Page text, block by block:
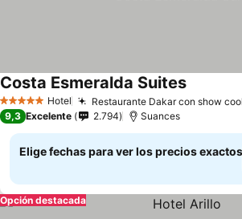
5 Estrellas Hotel Restaurante Dakar con show
Costa Esmeralda Suites
9,3 Excelente 2.794 Suances
Elige fechas para ver los precios exactos
Opción destacada